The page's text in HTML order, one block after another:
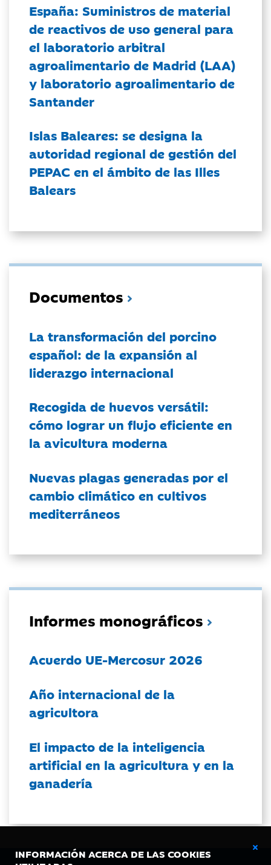
INFORMACIÓN ACERCA DE LAS COOKIES
España: Suministros de material
de reactivos de uso general para
el laboratorio arbitral
agroalimentario de Madrid (LAA)
y laboratorio agroalimentario de
Santander
Islas Baleares: se designa la
autoridad regional de gestión del
PEPAC en el ámbito de las Illes
Balears
Documentos
La transformación del porcino
español: de la expansión al
liderazgo internacional
Recogida de huevos versátil:
cómo lograr un flujo eficiente en
la avicultura moderna
Nuevas plagas generadas por el
cambio climático en cultivos
mediterráneos
Informes monográficos
Acuerdo UE-Mercosur 2026
Año internacional de la
agricultora
El impacto de la inteligencia
artificial en la agricultura y en la
ganadería